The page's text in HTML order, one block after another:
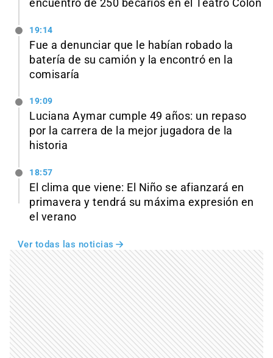
encuentro de 250 becarios en el Teatro Colón
19:14
Fue a denunciar que le habían robado la
batería de su camión y la encontró en la
comisaría
19:09
Luciana Aymar cumple 49 años: un repaso
por la carrera de la mejor jugadora de la
historia
18:57
El clima que viene: El Niño se afianzará en
primavera y tendrá su máxima expresión en
el verano
Ver todas las noticias